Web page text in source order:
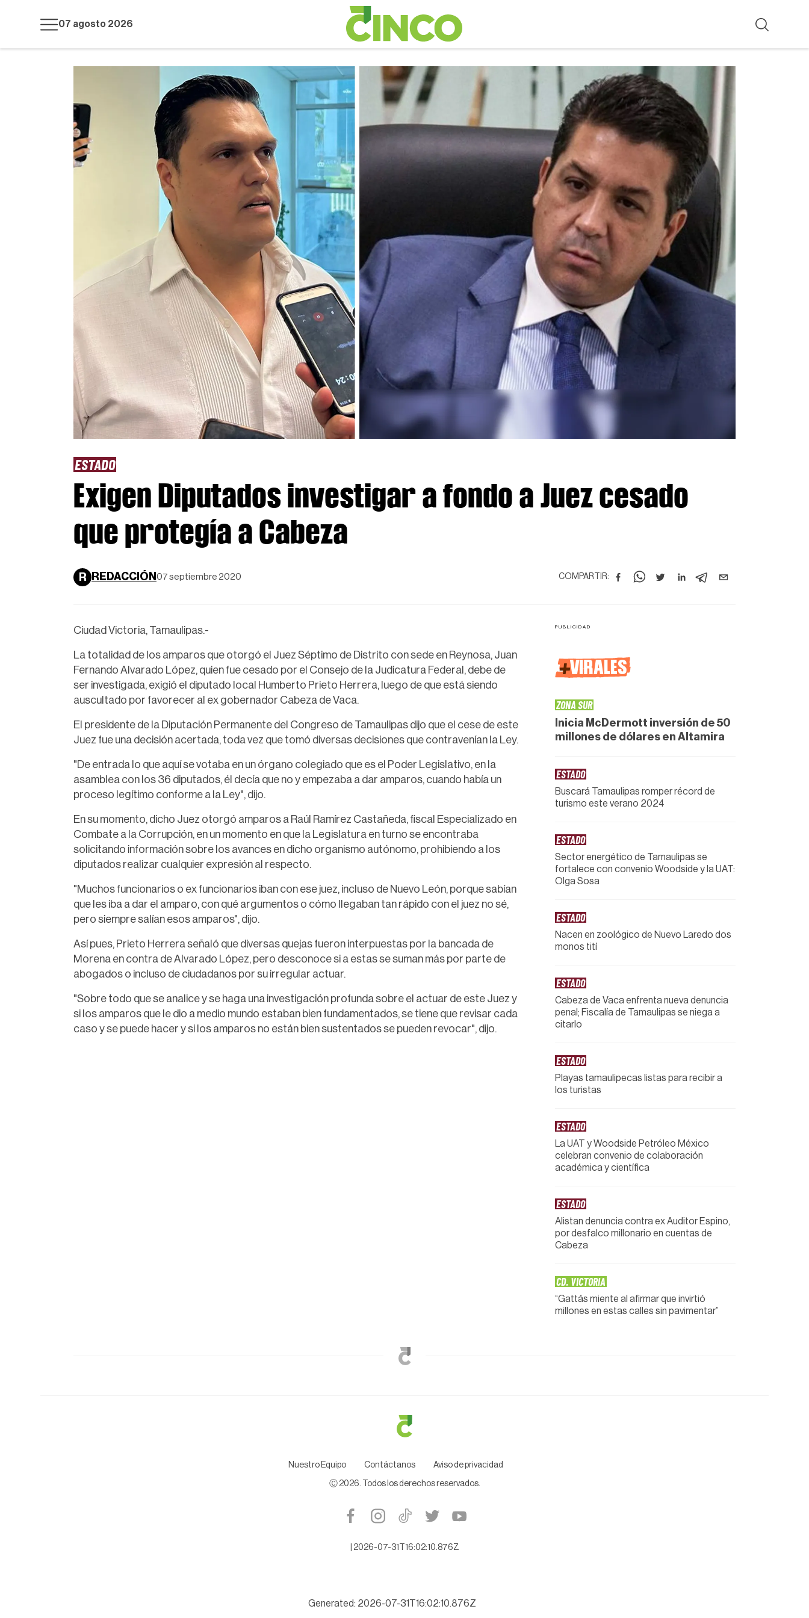
07 agosto 2026
ESTADO
Exigen Diputados investigar a fondo a Juez cesado
que protegía a Cabeza
R REDACCIÓN 07 septiembre 2020 COMPARTIR:
Ciudad Victoria, Tamaulipas.-
La totalidad de los amparos que otorgó el Juez Séptimo de Distrito con sede en Reynosa, Juan
Fernando Alvarado López, quien fue cesado por el Consejo de la Judicatura Federal, debe de
ser investigada, exigió el diputado local Humberto Prieto Herrera, luego de que está siendo
auscultado por favorecer al ex gobernador Cabeza de Vaca.
El presidente de la Diputación Permanente del Congreso de Tamaulipas dijo que el cese de este
Juez fue una decisión acertada, toda vez que tomó diversas decisiones que contravenían la Ley.
"De entrada lo que aquí se votaba en un órgano colegiado que es el Poder Legislativo, en la
asamblea con los 36 diputados, él decía que no y empezaba a dar amparos, cuando había un
proceso legítimo conforme a la Ley", dijo.
En su momento, dicho Juez otorgó amparos a Raúl Ramírez Castañeda, fiscal Especializado en
Combate a la Corrupción, en un momento en que la Legislatura en turno se encontraba
solicitando información sobre los avances en dicho organismo autónomo, prohibiendo a los
diputados realizar cualquier expresión al respecto.
"Muchos funcionarios o ex funcionarios iban con ese juez, incluso de Nuevo León, porque sabían
que les iba a dar el amparo, con qué argumentos o cómo llegaban tan rápido con el juez no sé,
pero siempre salían esos amparos", dijo.
Así pues, Prieto Herrera señaló que diversas quejas fueron interpuestas por la bancada de
Morena en contra de Alvarado López, pero desconoce si a estas se suman más por parte de
abogados o incluso de ciudadanos por su irregular actuar.
"Sobre todo que se analice y se haga una investigación profunda sobre el actuar de este Juez y
si los amparos que le dio a medio mundo estaban bien fundamentados, se tiene que revisar cada
caso y se puede hacer y si los amparos no están bien sustentados se pueden revocar", dijo.
+VIRALES
ZONA SUR
Inicia McDermott inversión de 50
millones de dólares en Altamira
ESTADO
Buscará Tamaulipas romper récord de
turismo este verano 2024
ESTADO
Sector energético de Tamaulipas se
fortalece con convenio Woodside y la UAT:
Olga Sosa
ESTADO
Nacen en zoológico de Nuevo Laredo dos
monos tití
ESTADO
Cabeza de Vaca enfrenta nueva denuncia
penal; Fiscalía de Tamaulipas se niega a
citarlo
ESTADO
Playas tamaulipecas listas para recibir a
los turistas
ESTADO
La UAT y Woodside Petróleo México
celebran convenio de colaboración
académica y científica
ESTADO
Alistan denuncia contra ex Auditor Espino,
por desfalco millonario en cuentas de
Cabeza
CD. VICTORIA
“Gattás miente al afirmar que invirtió
millones en estas calles sin pavimentar”
Nuestro Equipo Contáctanos Aviso de privacidad
Ⓒ 2026 . Todos los derechos reservados.
2026-07-31T16:02:10.876Z
Generated: 2026-07-31T16:02:10.876Z